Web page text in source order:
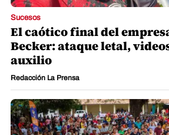
Sucesos
El caótico final del
Becker: ataque letal,
auxilio
Redacción La Prensa